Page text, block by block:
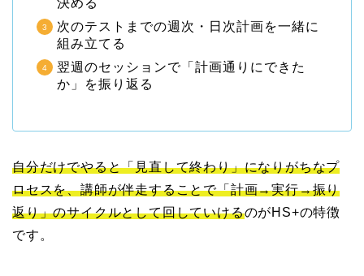
決める
次のテストまでの週次・日次計画を一緒に
組み立てる
翌週のセッションで「計画通りにできた
か」を振り返る
自分だけでやると「見直して終わり」になりがちなプ
ロセスを、講師が伴走することで「計画→実行→振り
返り」のサイクルとして回していけるのがHS+の特徴
です。